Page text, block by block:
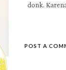
donk.
POST A